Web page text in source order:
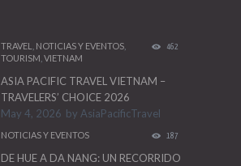
TRAVEL NOTICIAS Y EVENTOS
TOURISM VIETNAM
462
ASIA PACIFIC TRAVEL VIETNAM –
TRAVELERS’ CHOICE 2026
May 4, 2026 by AsiaPacificTravel
NOTICIAS Y EVENTOS 187
DE HUE A DA NANG: UN RECORRIDO